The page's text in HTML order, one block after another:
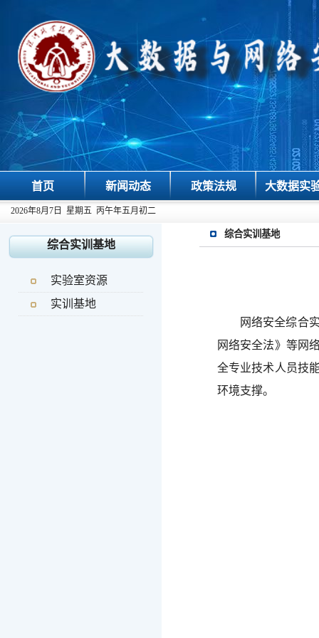
首页 新闻动态 政策法规 大数据实
2026年8月7日 星期五 丙午年五月初二
综合实训基地
实验室资源
实训基地
综合实训基地
网络安全综合
网络安全法》等网
全专业技术人员技
环境支撑。